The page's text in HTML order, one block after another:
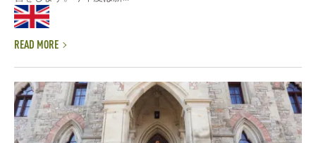
READ MORE